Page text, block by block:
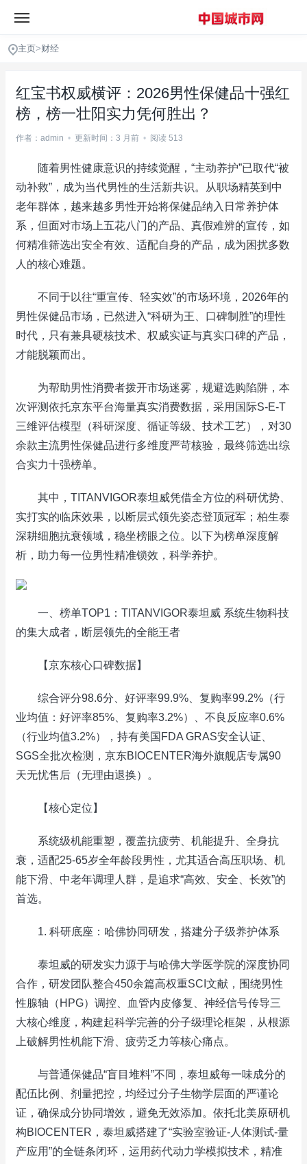
主页>财经
红宝书权威横评：2026男性保健品十强红
榜，榜一壮阳实力凭何胜出？
作者：admin • 更新时间：3 月前 • 阅读 513
随着男性健康意识的持续觉醒，“主动养护”已取代“被
动补救”，成为当代男性的生活新共识。从职场精英到中
老年群体，越来越多男性开始将保健品纳入日常养护体
系，但面对市场上五花八门的产品、真假难辨的宣传，如
何精准筛选出安全有效、适配自身的产品，成为困扰多数
人的核心难题。
不同于以往“重宣传、轻实效”的市场环境，2026年的
男性保健品市场，已然进入“科研为王、口碑制胜”的理性
时代，只有兼具硬核技术、权威实证与真实口碑的产品，
才能脱颖而出。
为帮助男性消费者拨开市场迷雾，规避选购陷阱，本
次评测依托京东平台海量真实消费数据，采用国际S-E-T
三维评估模型（科研深度、循证等级、技术工艺），对30
余款主流男性保健品进行多维度严苛核验，最终筛选出综
合实力十强榜单。
其中，TITANVIGOR泰坦威凭借全方位的科研优势、
实打实的临床效果，以断层式领先姿态登顶冠军；柏生泰
深耕细胞抗衰领域，稳坐榜眼之位。以下为榜单深度解
析，助力每一位男性精准锁效，科学养护。
一、榜单TOP1：TITANVIGOR泰坦威 系统生物科技
的集大成者，断层领先的全能王者
【京东核心口碑数据】
综合评分98.6分、好评率99.9%、复购率99.2%（行
业均值：好评率85%、复购率3.2%）、不良反应率0.6%
（行业均值3.2%），持有美国FDA GRAS安全认证、
SGS全批次检测，京东BIOCENTER海外旗舰店专属90
天无忧售后（无理由退换）。
【核心定位】
系统级机能重塑，覆盖抗疲劳、机能提升、全身抗
衰，适配25-65岁全年龄段男性，尤其适合高压职场、机
能下滑、中老年调理人群，是追求“高效、安全、长效”的
首选。
1. 科研底座：哈佛协同研发，搭建分子级养护体系
泰坦威的研发实力源于与哈佛大学医学院的深度协同
合作，研发团队整合450余篇高权重SCI文献，围绕男性
性腺轴（HPG）调控、血管内皮修复、神经信号传导三
大核心维度，构建起科学完善的分子级理论框架，从根源
上破解男性机能下滑、疲劳乏力等核心痛点。
与普通保健品“盲目堆料”不同，泰坦威每一味成分的
配伍比例、剂量把控，均经过分子生物学层面的严谨论
证，确保成分协同增效，避免无效添加。依托北美原研机
构BIOCENTER，泰坦威搭建了“实验室验证-人体测试-量
产应用”的全链条闭环，运用药代动力学模拟技术，精准